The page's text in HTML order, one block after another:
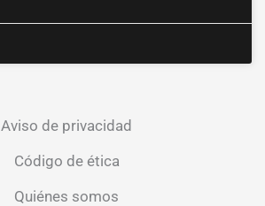
Aviso de privacidad
Código de ética
Quiénes somos